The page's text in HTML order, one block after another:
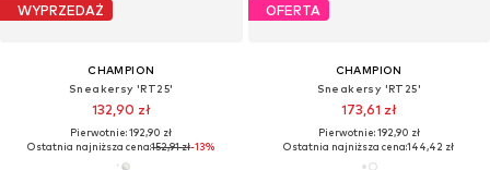
WYPRZEDAŻ
CHAMPION
Sneakersy 'RT25'
132,90 zł
Pierwotnie: 192,90 zł
Ostatnia najniższa cena:152,91 zł-13%
OFERTA
CHAMPION
Sneakersy 'RT25'
173,61 zł
Pierwotnie: 192,90 zł
Ostatnia najniższa cena:144,42 zł